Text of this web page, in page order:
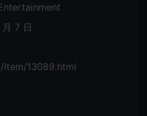
7 日
item/13089.html